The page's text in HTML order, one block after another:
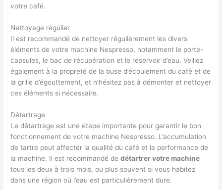
votre café.
Nettoyage régulier
Il est recommandé de nettoyer régulièrement les divers
éléments de votre machine Nespresso, notamment le porte-
capsules, le bac de récupération et le réservoir d’eau. Veillez
également à la propreté de la buse d’écoulement du café et de
la grille d’égouttement, et n’hésitez pas à démonter et nettoyer
ces éléments si nécessaire.
Détartrage
Le détartrage est une étape importante pour garantir le bon
fonctionnement de votre machine Nespresso. L’accumulation
de tartre peut affecter la qualité du café et la performance de
la machine. Il est recommandé dedétartrer votre machine
tous les deux à trois mois, ou plus souvent si vous habitez
dans une région où l’eau est particulièrement dure.